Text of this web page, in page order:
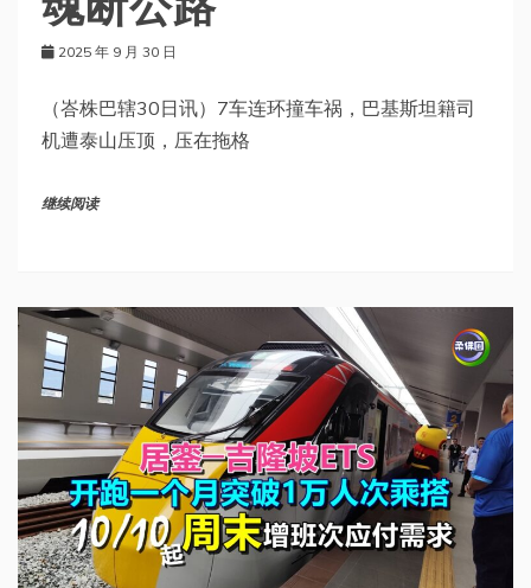
2025 年 9 月 30 日
（峇株巴辖30日讯）7车连环撞车祸，巴基斯坦籍司
机遭泰山压顶，压在拖格
继续阅读